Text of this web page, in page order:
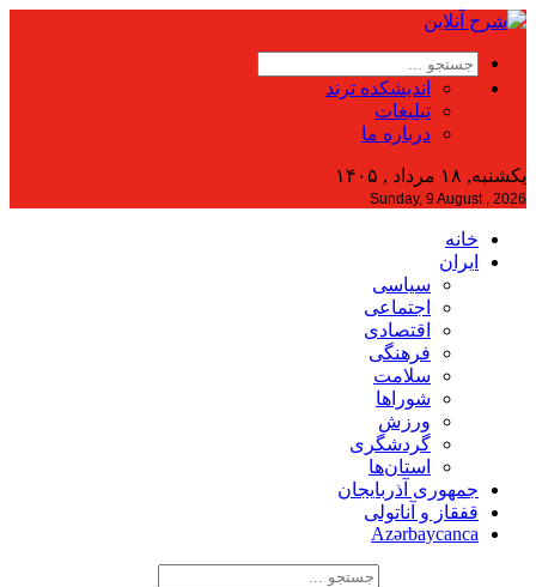
اندیشکده ترند
تبلیغات
درباره ما
یکشنبه, ۱۸ مرداد , ۱۴۰۵
Sunday, 9 August , 2026
خانه
ایران
سیاسی
اجتماعی
اقتصادی
فرهنگی
سلامت
شوراها
ورزش
گردشگری
استان‌ها
جمهوری آذربایجان
قفقاز و آناتولی
Azərbaycanca